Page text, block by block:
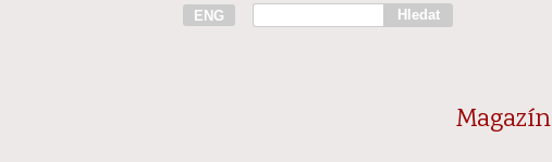
ENG Hledat
Magazín